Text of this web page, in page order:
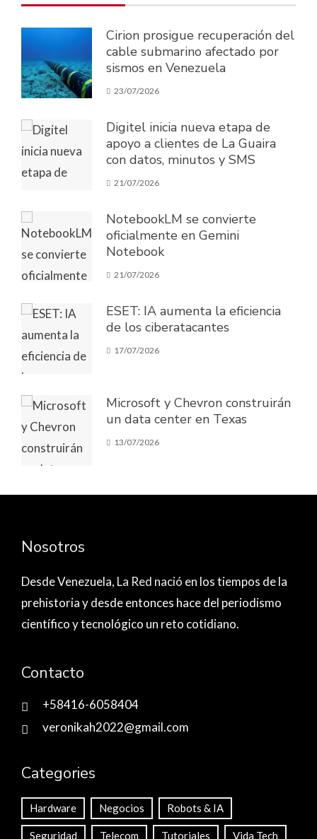
Cirion prosigue recuperación del
cable submarino afectado por
sismos en Venezuela
23/07/2026
Digitel inicia nueva etapa de
apoyo a clientes de La Guaira
con datos, minutos y SMS
21/07/2026
NotebookLM se convierte
oficialmente en Gemini
Notebook
21/07/2026
ESET: IA aumenta la eficiencia
de los ciberatacantes
17/07/2026
Microsoft y Chevron construirán
un data center en Texas
13/07/2026
Nosotros
Desde Venezuela, La Red nació en los tiempos de la
prehistoria y desde entonces hace del periodismo
científico y tecnológico un reto cotidiano.
Contacto
+58416-6058404
veronikah2022@gmail.com
Categories
Hardware Negocios Robots & IA
Seguridad Telecom Tutoriales Vida Tech